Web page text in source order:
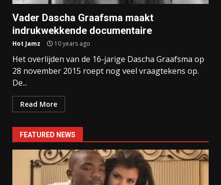
Vader Dascha Graafsma maakt
indrukwekkende documentaire
Hot Jamz 10 years ago
Het overlijden van de 16-jarige Dascha Graafsma op
28 november 2015 roept nog veel vraagtekens op.
De...
Read More
FEATURED NEWS